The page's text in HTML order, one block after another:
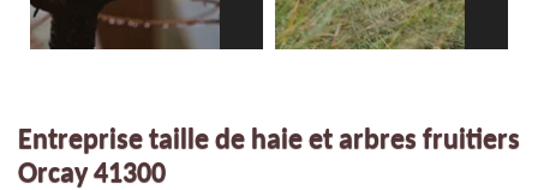
Entreprise taille de haie et arbres fruitiers
Orcay 41300